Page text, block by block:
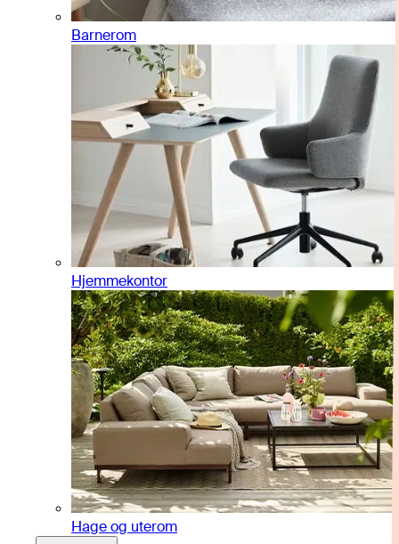
Barnerom
Hjemmekontor
Hage og uterom